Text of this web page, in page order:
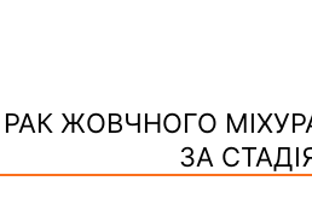
РАК ЖОВЧНОГО
ЗА